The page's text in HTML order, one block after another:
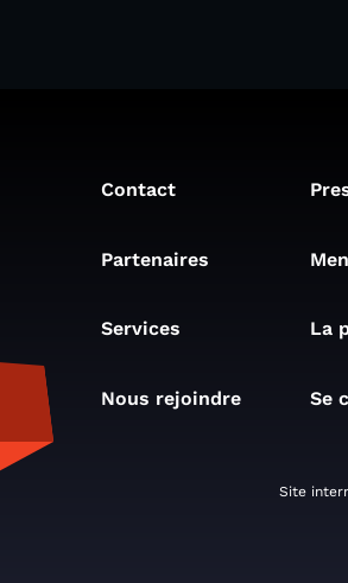
Contact
Partenaires
Services La
Nous rejoindre Se
Site